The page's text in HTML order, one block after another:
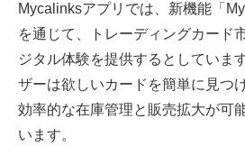
Mycalinksアプリでは、新機能「
を通じて、トレーディングカード
ジタル体験を提供するとしていま
ザーは欲しいカードを簡単に見つ
効率的な在庫管理と販売拡大が可
います。